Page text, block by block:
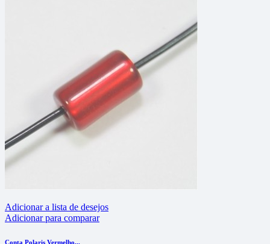
Adicionar a lista de desejos
Adicionar para comparar
Conta Polaris Vermelho...